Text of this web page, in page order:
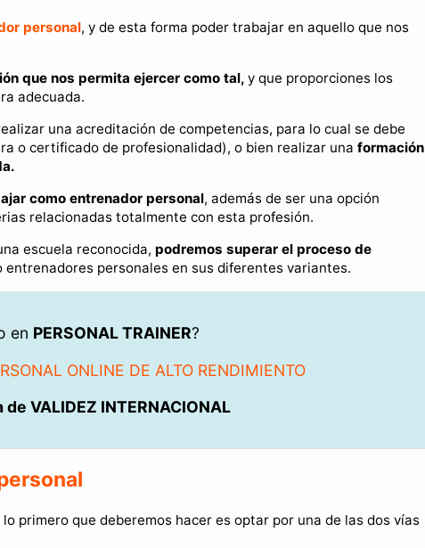
personal, y de esta forma poder trabajar en aquello que nos
que nos permita ejercer como tal, y que proporciones los
adecuada.
una acreditación de competencias, para lo cual se debe
o certificado de profesionalidad), o bien realizar una formación
como entrenador personal, además de ser una opción
relacionadas totalmente con esta profesión.
escuela reconocida, podremos superar el proceso de
entrenadores personales en sus diferentes variantes.
en PERSONAL TRAINER?
ONLINE DE ALTO RENDIMIENTO
VALIDEZ INTERNACIONAL
primero que deberemos hacer es optar por una de las dos vías